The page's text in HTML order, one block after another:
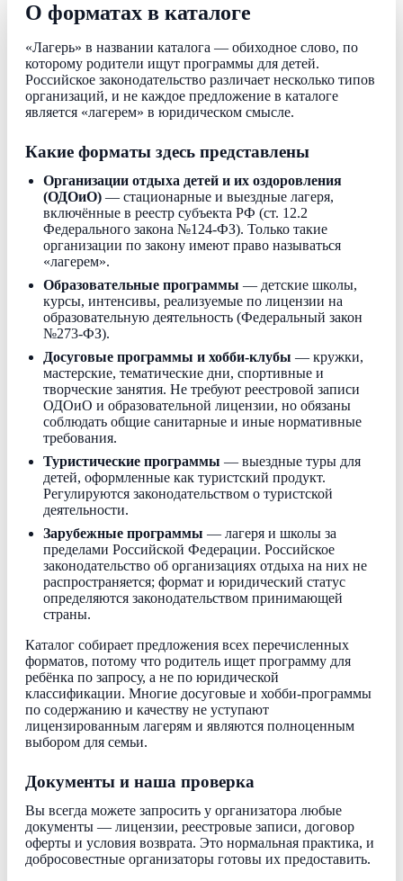
О форматах в каталоге
«Лагерь» в названии каталога — обиходное слово, по
которому родители ищут программы для детей.
Российское законодательство различает несколько типов
организаций, и не каждое предложение в каталоге
является «лагерем» в юридическом смысле.
Какие форматы здесь представлены
Организации отдыха детей и их оздоровления
(ОДОиО) — стационарные и выездные лагеря,
включённые в реестр субъекта РФ (ст. 12.2
Федерального закона №124-ФЗ). Только такие
организации по закону имеют право называться
«лагерем».
Образовательные программы — детские школы,
курсы, интенсивы, реализуемые по лицензии на
образовательную деятельность (Федеральный закон
№273-ФЗ).
Досуговые программы и хобби-клубы — кружки,
мастерские, тематические дни, спортивные и
творческие занятия. Не требуют реестровой записи
ОДОиО и образовательной лицензии, но обязаны
соблюдать общие санитарные и иные нормативные
требования.
Туристические программы — выездные туры для
детей, оформленные как туристский продукт.
Регулируются законодательством о туристской
деятельности.
Зарубежные программы — лагеря и школы за
пределами Российской Федерации. Российское
законодательство об организациях отдыха на них не
распространяется; формат и юридический статус
определяются законодательством принимающей
страны.
Каталог собирает предложения всех перечисленных
форматов, потому что родитель ищет программу для
ребёнка по запросу, а не по юридической
классификации. Многие досуговые и хобби-программы
по содержанию и качеству не уступают
лицензированным лагерям и являются полноценным
выбором для семьи.
Документы и наша проверка
Вы всегда можете запросить у организатора любые
документы — лицензии, реестровые записи, договор
оферты и условия возврата. Это нормальная практика, и
добросовестные организаторы готовы их предоставить.